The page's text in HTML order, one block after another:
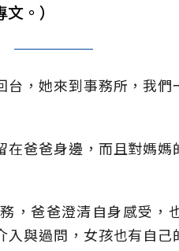
。）
，她來到事務所，我
爸爸身邊，而且對媽
，爸爸澄清自身感受，
與過問，女孩也有自